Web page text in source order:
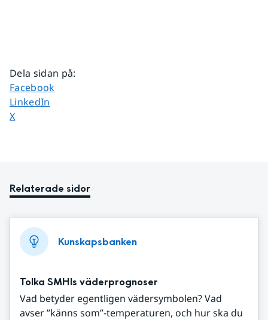
Dela sidan på:
Dela sidan på
Facebook
Dela sidan på
LinkedIn
Dela sidan på
X
Relaterade sidor
Kunskapsbanken
Tolka SMHIs väderprognoser
Vad betyder egentligen vädersymbolen? Vad
avser ”känns som”-temperaturen, och hur ska du